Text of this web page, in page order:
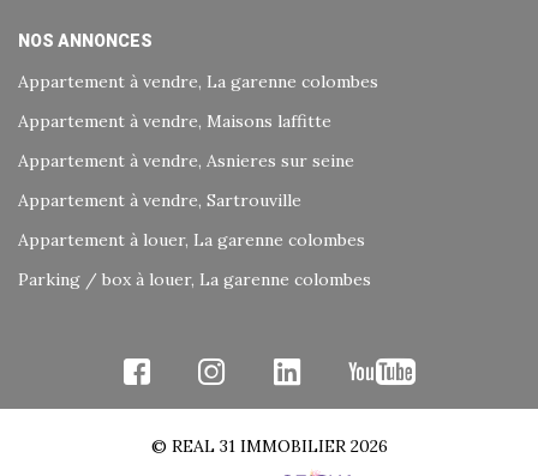
NOS ANNONCES
Appartement à vendre, La garenne colombes
Appartement à vendre, Maisons laffitte
Appartement à vendre, Asnieres sur seine
Appartement à vendre, Sartrouville
Appartement à louer, La garenne colombes
Parking / box à louer, La garenne colombes
© REAL 31 IMMOBILIER 2026